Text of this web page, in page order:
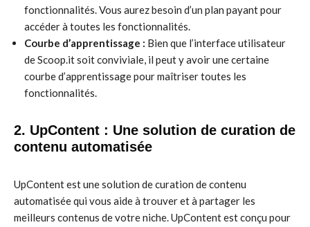
fonctionnalités. Vous aurez besoin d’un plan payant pour
accéder à toutes les fonctionnalités.
Courbe d’apprentissage : Bien que l’interface utilisateur
de Scoop.it soit conviviale, il peut y avoir une certaine
courbe d’apprentissage pour maîtriser toutes les
fonctionnalités.
2. UpContent : Une solution de curation de
contenu automatisée
UpContent est une solution de curation de contenu
automatisée qui vous aide à trouver et à partager les
meilleurs contenus de votre niche. UpContent est conçu pour